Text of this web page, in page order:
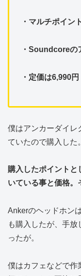
・マルチポイン
・Soundcoreの
・定価は6,990円
僕はアンカーダイレ
ていたので購入した
購入したポイントと
いている事と価格。
Ankerのヘッドホン
も購入したが、手
ったが。
僕はカフェなどで作